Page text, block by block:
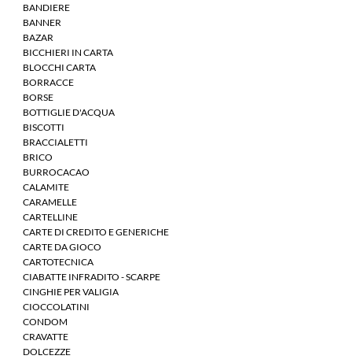
BANDIERE
BANNER
BAZAR
BICCHIERI IN CARTA
BLOCCHI CARTA
BORRACCE
BORSE
BOTTIGLIE D'ACQUA
BISCOTTI
BRACCIALETTI
BRICO
BURROCACAO
CALAMITE
CARAMELLE
CARTELLINE
CARTE DI CREDITO E GENERICHE
CARTE DA GIOCO
CARTOTECNICA
CIABATTE INFRADITO - SCARPE
CINGHIE PER VALIGIA
CIOCCOLATINI
CONDOM
CRAVATTE
DOLCEZZE